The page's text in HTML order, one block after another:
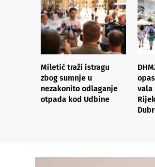
Miletić traži istragu
zbog sumnje u
nezakonito odlaganje
otpada kod Udbine
vala